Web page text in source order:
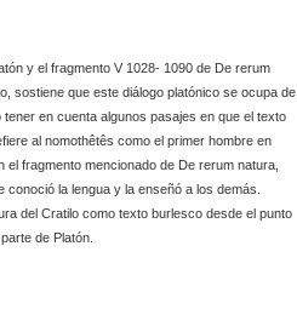
y el fragmento V 1028- 1090 de De rerum
sostiene que este diálogo platónico se ocupa de
en cuenta algunos pasajes en que el texto
al nomothêtês como el primer hombre en
fragmento mencionado de De rerum natura,
la lengua y la enseñó a los demás.
del Cratilo como texto burlesco desde el punto
de Platón.